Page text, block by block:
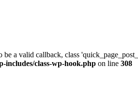
be a valid callback, class
includes/class-wp-hook.php on line 308